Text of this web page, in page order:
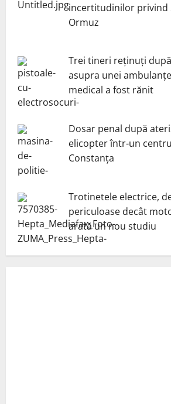
incertitudinilor privind
Ormuz
Trei tineri reținuți
asupra unei
medical a fost rănit
Dosar penal după
elicopter într-un
Constanța
Trotinetele electrice,
periculoase decât
arată un nou studiu